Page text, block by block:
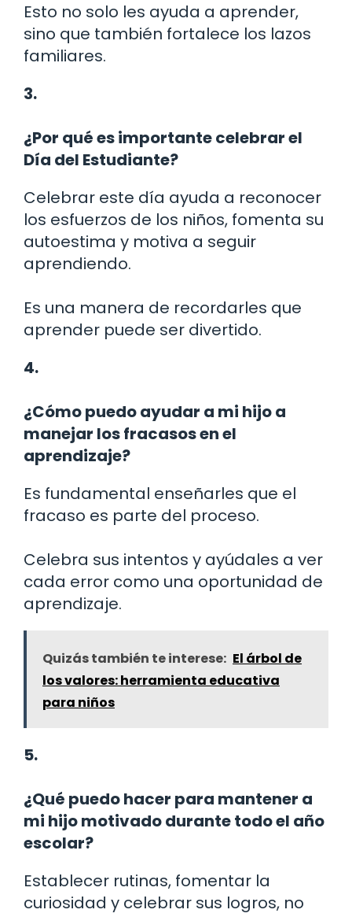
Esto no solo les ayuda a aprender,
sino que también fortalece los lazos
familiares.
3.
¿Por qué es importante celebrar el
Día del Estudiante?
Celebrar este día ayuda a reconocer
los esfuerzos de los niños, fomenta su
autoestima y motiva a seguir
aprendiendo.
Es una manera de recordarles que
aprender puede ser divertido.
4.
¿Cómo puedo ayudar a mi hijo a
manejar los fracasos en el
aprendizaje?
Es fundamental enseñarles que el
fracaso es parte del proceso.
Celebra sus intentos y ayúdales a ver
cada error como una oportunidad de
aprendizaje.
Quizás también te interese: El árbol de
los valores: herramienta educativa
para niños
5.
¿Qué puedo hacer para mantener a
mi hijo motivado durante todo el año
escolar?
Establecer rutinas, fomentar la
curiosidad y celebrar sus logros, no